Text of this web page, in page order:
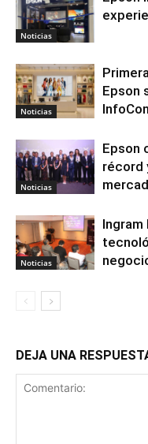
Noticias
Noticias
Epson
Noticias
Epson
récord
Noticias
DEJA UNA